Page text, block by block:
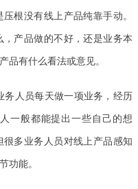
根没有线上产品纯靠手动。
产品做的不好，还是业务本
品有什么看法或意见。
务人员每天做一项业务，经历
一般都能提出一些自己的想
多业务人员对线上产品感知
功能。